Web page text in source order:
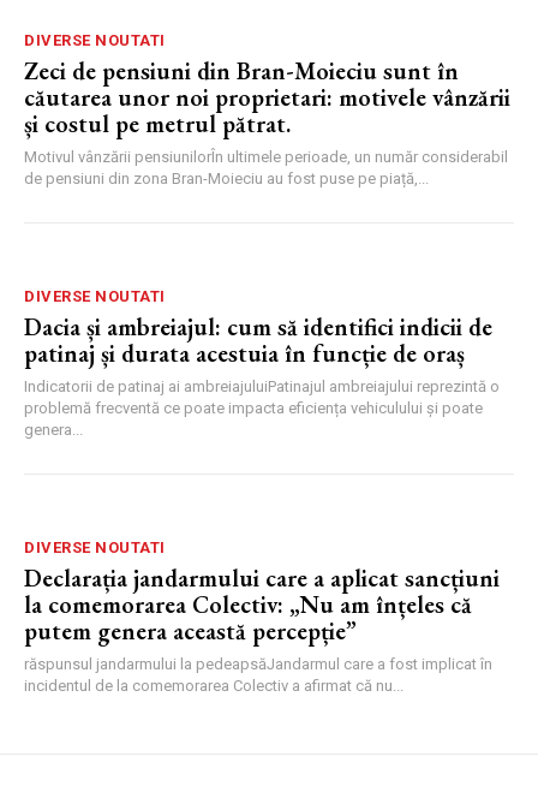
DIVERSE NOUTATI
Zeci de pensiuni din Bran-Moieciu sunt în
căutarea unor noi proprietari: motivele vânzării
și costul pe metrul pătrat.
Motivul vânzării pensiunilorÎn ultimele perioade, un număr considerabil
de pensiuni din zona Bran-Moieciu au fost puse pe piață,...
DIVERSE NOUTATI
Dacia și ambreiajul: cum să identifici indicii de
patinaj și durata acestuia în funcție de oraș
Indicatorii de patinaj ai ambreiajuluiPatinajul ambreiajului reprezintă o
problemă frecventă ce poate impacta eficiența vehiculului și poate
genera...
DIVERSE NOUTATI
Declarația jandarmului care a aplicat sancțiuni
la comemorarea Colectiv: „Nu am înțeles că
putem genera această percepție”
răspunsul jandarmului la pedeapsăJandarmul care a fost implicat în
incidentul de la comemorarea Colectiv a afirmat că nu...